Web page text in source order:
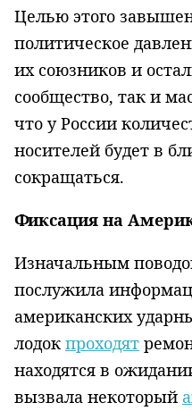
Целью этого
политическое
их союзников и
сообщество, так и
что у России
носителей будет в
сокращаться.
Фиксация на
Изначальным
послужила
американских
лодок проходят
находятся в
вызвала некоторый